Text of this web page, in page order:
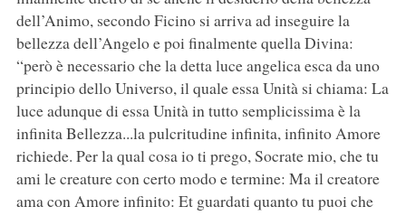
dell’Animo, secondo Ficino si arriva ad inseguire la
bellezza dell’Angelo e poi finalmente quella Divina:
“però è necessario che la detta luce angelica esca da uno
principio dello Universo, il quale essa Unità si chiama: La
luce adunque di essa Unità in tutto semplicissima è la
infinita Bellezza...la pulcritudine infinita, infinito Amore
richiede. Per la qual cosa io ti prego, Socrate mio, che tu
ami le creature con certo modo e termine: Ma il creatore
ama con Amore infinito: Et guardati quanto tu puoi che